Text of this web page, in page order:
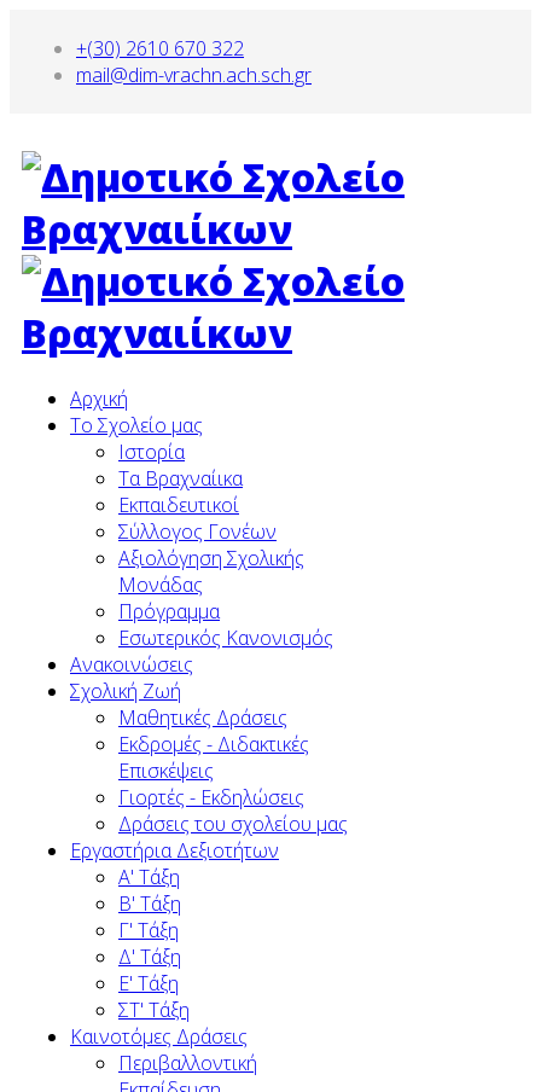
+(30) 2610 670 322
mail@dim-vrachn.ach.sch.gr
Αρχική
To Σχολείο μας
Ιστορία
Τα Βραχναίικα
Εκπαιδευτικοί
Σύλλογος Γονέων
Αξιολόγηση Σχολικής
Μονάδας
Πρόγραμμα
Εσωτερικός Κανονισμός
Ανακοινώσεις
Σχολική Ζωή
Μαθητικές Δράσεις
Εκδρομές - Διδακτικές
Επισκέψεις
Γιορτές - Εκδηλώσεις
Δράσεις του σχολείου μας
Εργαστήρια Δεξιοτήτων
Α' Τάξη
Β' Τάξη
Γ' Τάξη
Δ' Τάξη
Ε' Τάξη
ΣΤ' Τάξη
Καινοτόμες Δράσεις
Περιβαλλοντική